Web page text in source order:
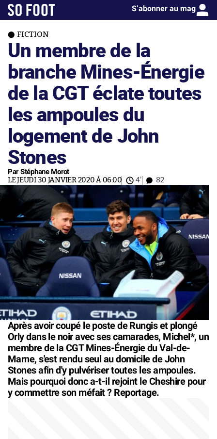
S’abonner au mag
FICTION
Un membre de la
branche Mines-Énergie
de la CGT éclate toutes
les ampoules du
logement de John
Stones
Par Stéphane Morot
LE JEUDI 30 JANVIER 2020 À 06:00 4' 82
Après avoir coupé le poste de Rungis et plongé
Orly dans le noir avec ses camarades, Michel*, un
membre de la CGT Mines-Énergie du Val-de-
Marne, s'est rendu seul au domicile de John
Stones afin d'y pulvériser toutes les ampoules.
Mais pourquoi donc a-t-il rejoint le Cheshire pour
y commettre son méfait ? Reportage.